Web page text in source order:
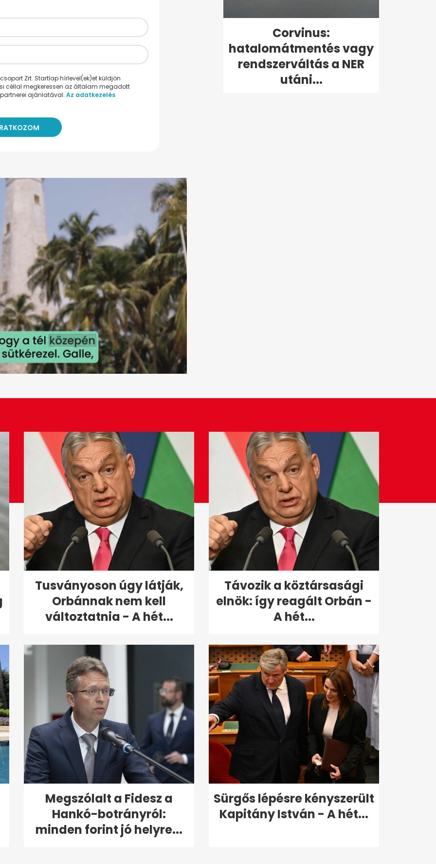
Zrt. Startlap hírlevel(ek)et küldjön
céllal megkeressen az általam megadott
ajánlatával. Az adatkezelés
Corvinus:
hatalomátmentés vagy
rendszerváltás a NER
utáni...
Tusványoson úgy látják,
Orbánnak nem kell
változtatnia - A hét...
Távozik a köztársasági
elnök: így reagált Orbán -
A hét...
Megszólalt a Fidesz a
Hankó-botrányról:
minden forint jó helyre...
Sürgős lépésre kényszerült
Kapitány István - A hét...